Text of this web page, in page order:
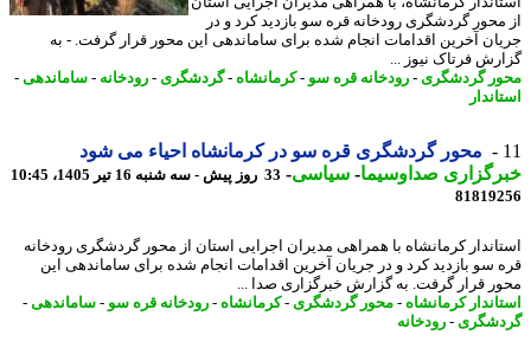
گردشگری رودخانه قره سو بازدید کرد و در
آخرین اقدامات انجام شده برای ساماندهی این محور قرار گرفت. - به
فرتاک نیوز ...
گردشگری- رودخانه قره سو-کرمانشاه-گردشگری- رودخانه-ساماندهی-
محور گردشگری قره سو در کرمانشاه احیاء می شود
صداوسیما-سیاسی-33 روز پیش - سه شنبه 16 تیر 1405، 10:45
کرمانشاه با همراهی مدیران اجرایی استان از محور گردشگری رودخانه
سو بازدید کرد و در جریان آخرین اقدامات انجام شده برای ساماندهی این
قرار گرفت. به گزارش خبرگزاری صدا ...
کرمانشاه-محور گردشگری- کرمانشاه-رودخانه قره سو-ساماندهی-
- رودخانه